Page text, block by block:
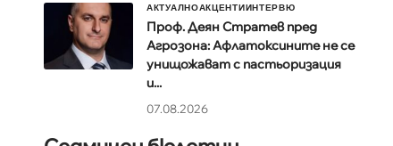
АКТУАЛНОАКЦЕНТИИНТЕРВЮ
Проф. Деян Стратев пред
Агрозона: Афлатоксините не се
унищожават с пастьоризация
и...
07.08.2026